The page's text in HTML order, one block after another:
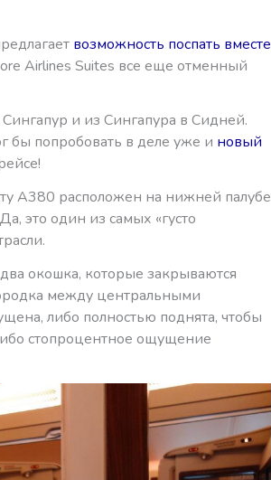
возможность поспать вместе
Airlines Suites все еще отменный
и из Сингапура в Сидней.
бы попробовать в деле уже и новый
А380 расположен на нижней палубе
это один из самых «густо
окошка, которые закрываются
между центральными
либо полностью поднята, чтобы
стопроцентное ощущение